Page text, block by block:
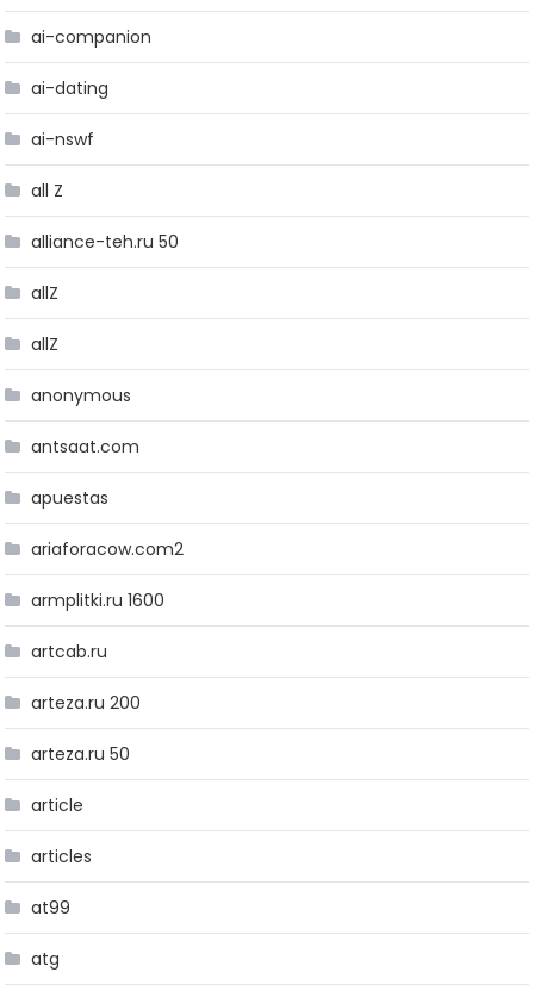
ai-companion
ai-dating
ai-nswf
all Z
alliance-teh.ru 50
allZ
allZ
anonymous
antsaat.com
apuestas
ariaforacow.com2
armplitki.ru 1600
artcab.ru
arteza.ru 200
arteza.ru 50
article
articles
at99
atg